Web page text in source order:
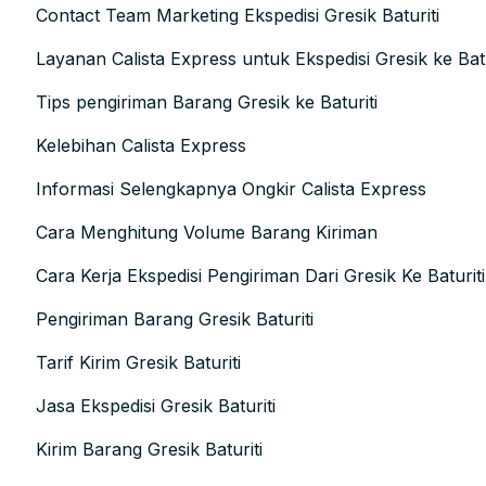
Contact Team Marketing Ekspedisi Gresik Baturiti
Layanan Calista Express untuk Ekspedisi Gresik ke
Tips pengiriman Barang Gresik ke Baturiti
Kelebihan Calista Express
Informasi Selengkapnya Ongkir Calista Express
Cara Menghitung Volume Barang Kiriman
Cara Kerja Ekspedisi Pengiriman Dari Gresik Ke Baturiti
Pengiriman Barang Gresik Baturiti
Tarif Kirim Gresik Baturiti
Jasa Ekspedisi Gresik Baturiti
Kirim Barang Gresik Baturiti